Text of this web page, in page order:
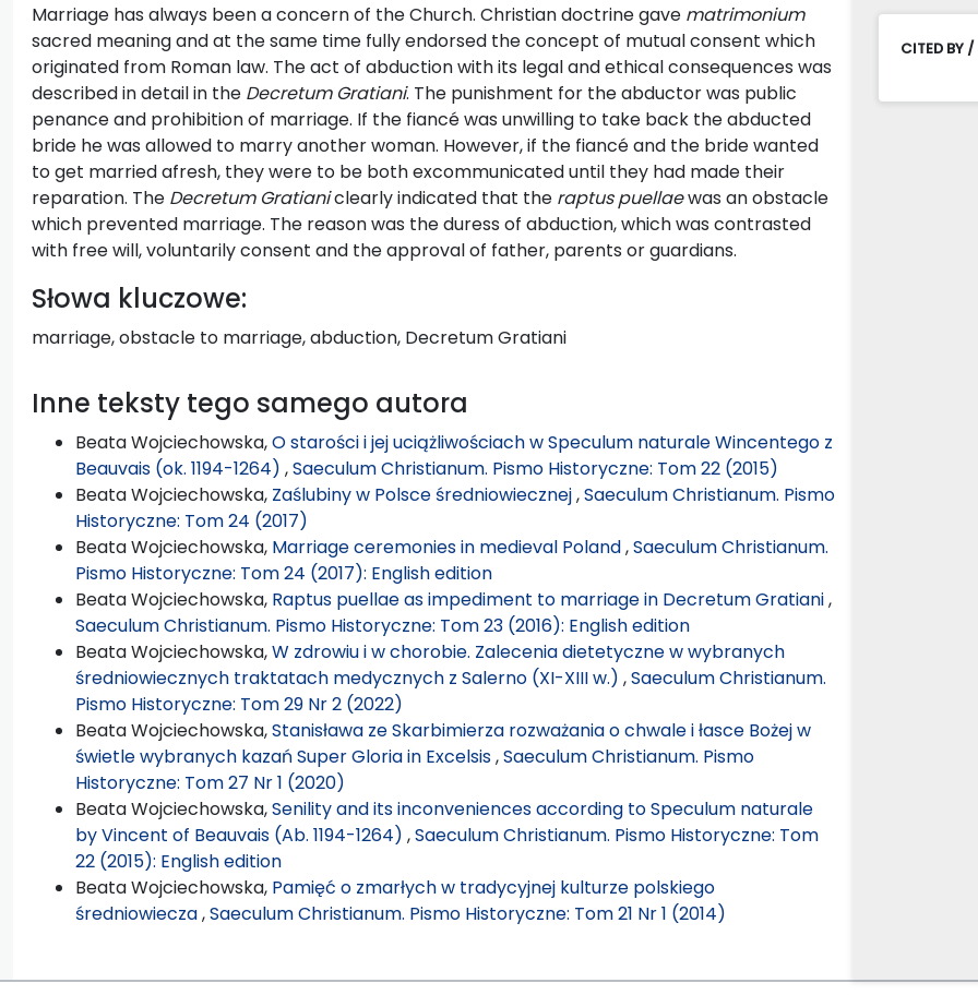
Marriage has always been a concern of the Church. Christian doctrine gave matrimonium
sacred meaning and at the same time fully endorsed the concept of mutual consent which
originated from Roman law. The act of abduction with its legal and ethical consequences was
described in detail in the Decretum Gratiani. The punishment for the abductor was public
penance and prohibition of marriage. If the fiancé was unwilling to take back the abducted
bride he was allowed to marry another woman. However, if the fiancé and the bride wanted
to get married afresh, they were to be both excommunicated until they had made their
reparation. The Decretum Gratianiclearly indicated that the raptus puellaewas an obstacle
which prevented marriage. The reason was the duress of abduction, which was contrasted
with free will, voluntarily consent and the approval of father, parents or guardians.
Słowa kluczowe:
marriage, obstacle to marriage, abduction, Decretum Gratiani
Inne teksty tego samego autora
Beata Wojciechowska,O starości i jej uciążliwościach w Speculum naturale Wincentego z
Beauvais (ok. 1194-1264) ,Saeculum Christianum. Pismo Historyczne: Tom 22 (2015)
Beata Wojciechowska, Zaślubiny w Polsce średniowiecznej,Saeculum Christianum. Pismo
Historyczne: Tom 24 (2017)
Beata Wojciechowska, Marriage ceremonies in medieval Poland,Saeculum Christianum.
Pismo Historyczne: Tom 24 (2017): English edition
Beata Wojciechowska, Raptus puellae as impediment to marriage in Decretum Gratiani,
Saeculum Christianum. Pismo Historyczne: Tom 23 (2016): English edition
Beata Wojciechowska,W zdrowiu i w chorobie. Zalecenia dietetyczne w wybranych
średniowiecznych traktatach medycznych z Salerno (XI-XIII w.) ,Saeculum Christianum.
Pismo Historyczne: Tom 29 Nr 2 (2022)
Beata Wojciechowska,Stanisława ze Skarbimierza rozważania o chwale i łasce Bożej w
świetle wybranych kazań Super Gloria in Excelsis,Saeculum Christianum. Pismo
Historyczne: Tom 27 Nr 1 (2020)
Beata Wojciechowska,Senility and its inconveniences according to Speculum naturale
by Vincent of Beauvais (Ab. 1194-1264) ,Saeculum Christianum. Pismo Historyczne: Tom
22 (2015): English edition
Beata Wojciechowska, Pamięć o zmarłych w tradycyjnej kulturze polskiego
średniowiecza,Saeculum Christianum. Pismo Historyczne: Tom 21 Nr 1 (2014)
CITED BY /